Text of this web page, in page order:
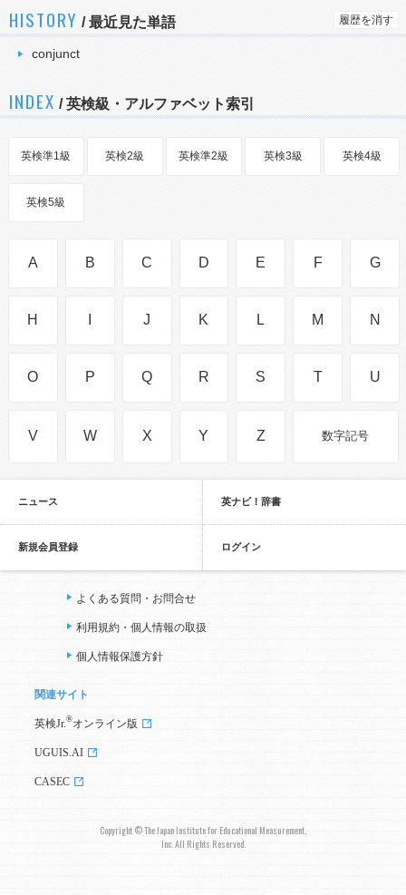
HISTORY /最近見た単語 履歴を消す
conjunct
INDEX / 英検級・アルファベット索引
英検準1級 英検2級 英検準2級 英検3級 英検4級
英検5級
A B C D E F G
H J K L M N
O P Q R S T U
V W X Y Z 数字記号
ニュース 英ナビ！辞書
新規会員登録 ログイン
よくある質問・お問合せ
利用規約・個人情報の取扱
個人情報保護方針
関連サイト
英検Jr. ®オンライン版
UGUIS.AI
CASEC
Copyright © The Japan Institute for Educational Measurement,
Inc. All Rights Reserved.